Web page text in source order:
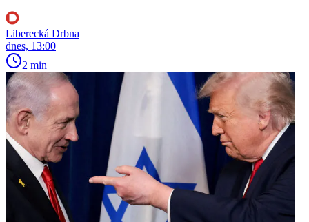
Liberecká Drbna
dnes, 13:00
2 min